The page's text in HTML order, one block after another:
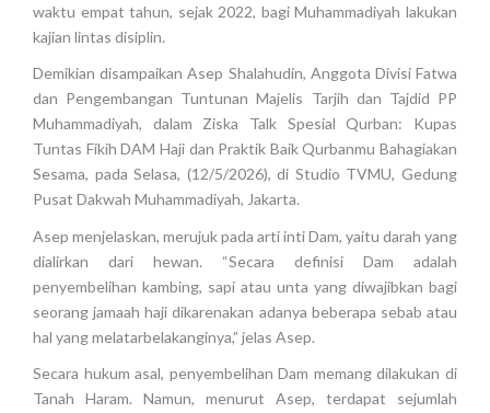
waktu empat tahun, sejak 2022, bagi Muhammadiyah lakukan
kajian lintas disiplin.
Demikian disampaikan Asep Shalahudin, Anggota Divisi Fatwa
dan Pengembangan Tuntunan Majelis Tarjih dan Tajdid PP
Muhammadiyah, dalam Ziska Talk Spesial Qurban: Kupas
Tuntas Fikih DAM Haji dan Praktik Baik Qurbanmu Bahagiakan
Sesama, pada Selasa, (12/5/2026), di Studio TVMU, Gedung
Pusat Dakwah Muhammadiyah, Jakarta.
Asep menjelaskan, merujuk pada arti inti Dam, yaitu darah yang
dialirkan dari hewan. “Secara definisi Dam adalah
penyembelihan kambing, sapi atau unta yang diwajibkan bagi
seorang jamaah haji dikarenakan adanya beberapa sebab atau
hal yang melatarbelakanginya,” jelas Asep.
Secara hukum asal, penyembelihan Dam memang dilakukan di
Tanah Haram. Namun, menurut Asep, terdapat sejumlah